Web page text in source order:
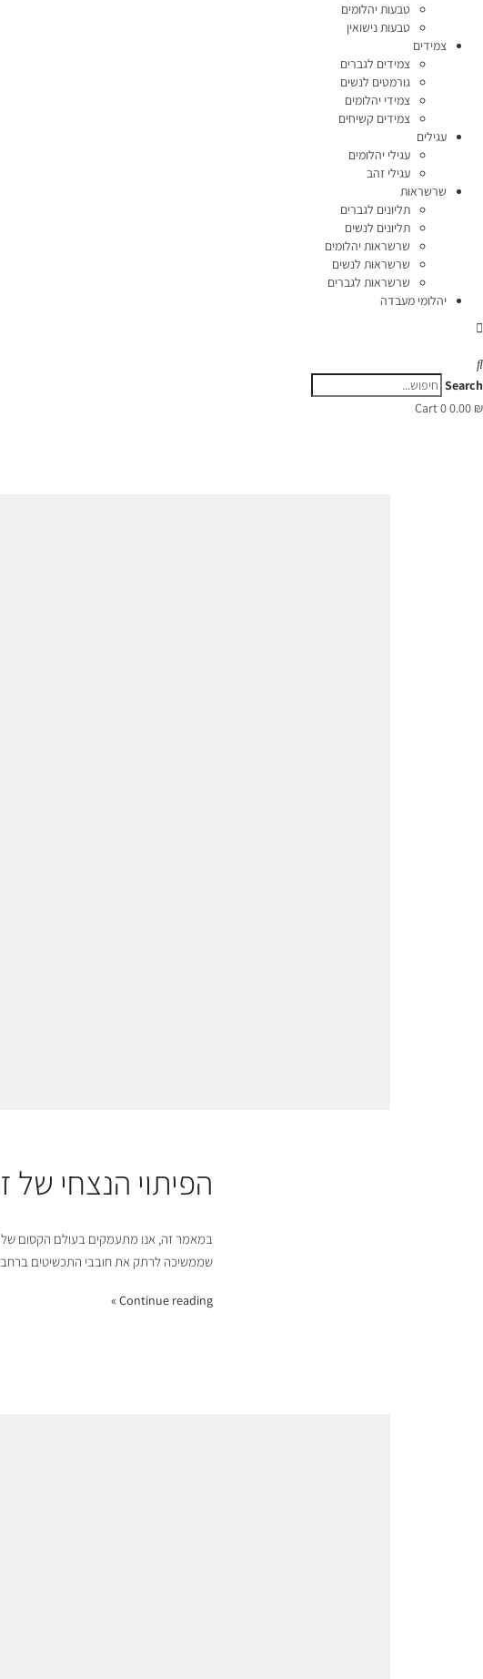
טבעות יהלומים
טבעות נישואין
צמידים
צמידים לגברים
גורמטים לנשים
צמידי יהלומים
צמידים קשיחים
עגילים
עגילי יהלומים
עגילי זהב
שרשראות
תליונים לגברים
תליונים לנשים
שרשראות יהלומים
שרשראות לנשים
שרשראות לגברים
יהלומי מעבדה
Search
0.00 ₪
0
Cart
הפיתוי הנצחי
במאמר זה, אנו מתעמקים בעולם הקסום של
שממשיכה לרתק את חובבי התכשיטים
Continue reading